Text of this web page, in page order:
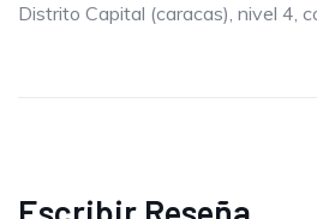
Distrito Capital (caracas), nivel 4,